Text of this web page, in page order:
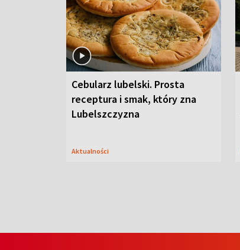
Cebularz lubelski. Prosta
receptura i smak, który zna
Lubelszczyzna
Aktualności